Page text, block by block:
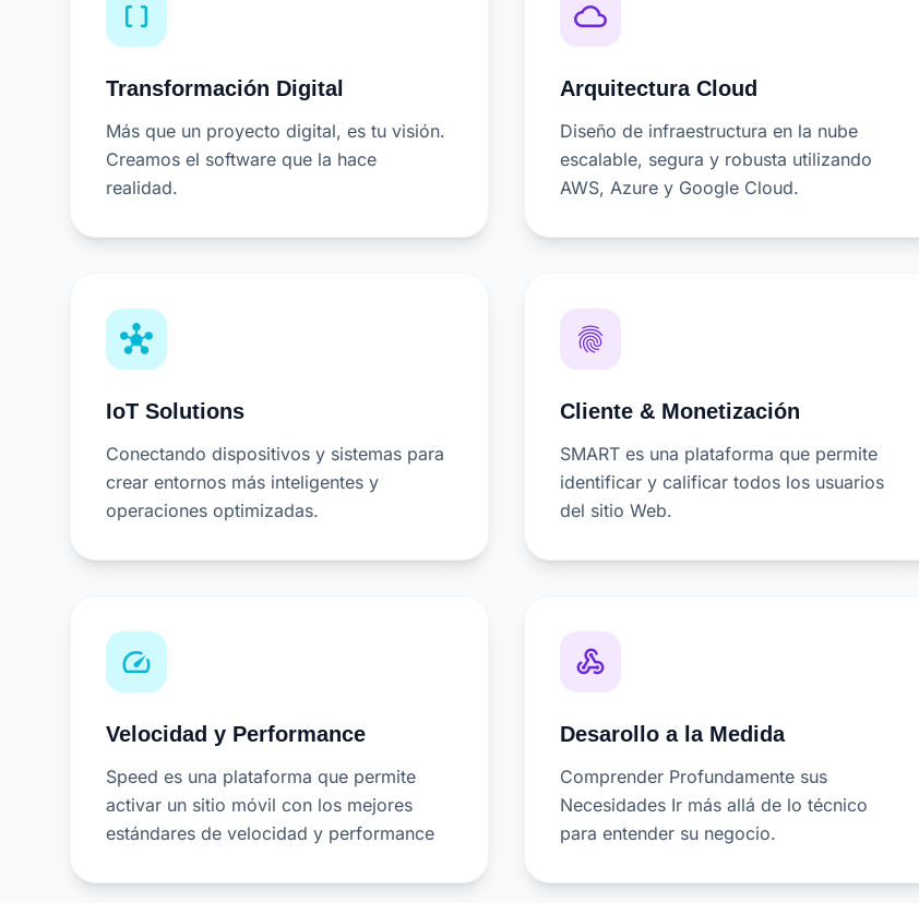
data_array
Transformación Digital
Más que un proyecto digital, es tu visión.
Creamos el software que la hace
realidad.
cloud_queue
Arquitectura Cloud
Diseño de infraestructura en la nube
escalable, segura y robusta utilizando
AWS, Azure y Google Cloud.
hub
IoT Solutions
Conectando dispositivos y sistemas para
crear entornos más inteligentes y
operaciones optimizadas.
fingerprint
Cliente & Monetización
SMART es una plataforma que permite
identificar y calificar todos los usuarios
del sitio Web.
speed
Velocidad y Performance
Speed es una plataforma que permite
activar un sitio móvil con los mejores
estándares de velocidad y performance
webhook
Desarollo a la Medida
Comprender Profundamente sus
Necesidades Ir más allá de lo técnico
para entender su negocio.